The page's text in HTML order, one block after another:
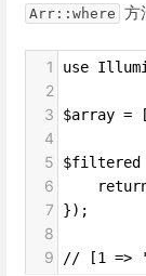
Arr::where 方
1 use
2
3
$array =
4
5
$filtered
6
7 });
8
9
// [1 =>